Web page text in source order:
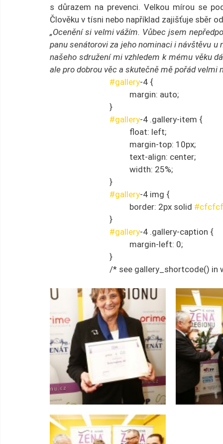
s důrazem na prevenci. Velkou mírou se
Člověku v tísni nebo například zajišťuje sběr
„Ocenění si velmi vážím. Vůbec jsem
panu senátorovi za jeho nominaci i návštěvu u
našeho sdružení mi vzhledem k mému věku
ale pro dobrou věc a skutečně mě pořád velmi
#gallery-4 {
				margin: auto;
			}
#gallery-4 .gallery-item {
				float: left;
				margin-top: 10px;
				text-align: center;
				width: 25%;
			}
#gallery-4 img {
				border: 2px solid
#cfcfcf
			}
#gallery-4 .gallery-caption {
				margin-left: 0;
			}
/* see gallery_shortcode()